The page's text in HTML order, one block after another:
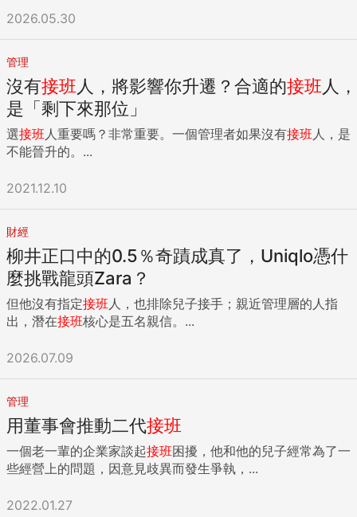
2026.05.30
管理
沒有接班 人，將影響你升遷？合適的接班 人，
是「剩下來那位」
選接班 人重要嗎？非常重要。一個管理者如果沒有接班 人，是
不能晉升的。...
2021.12.10
財經
柳井正口中的0.5％奇蹟成真了，Uniqlo憑什
麼挑戰龍頭Zara？
但他沒有指定接班 人，也排除兒子接手；親近管理層的人指
出，潛在接班核心是五名親信。...
2026.07.09
管理
用董事會推動二代接班
一個老一輩的企業家談起接班困擾，他和他的兒子經常為了一
些經營上的問題，因意見歧異而發生爭執，...
2022.01.27